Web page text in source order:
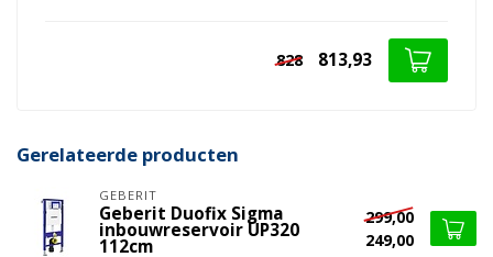
828 813,93
Gerelateerde producten
GEBERIT
Geberit Duofix Sigma
inbouwreservoir UP320
112cm
299,00
249,00